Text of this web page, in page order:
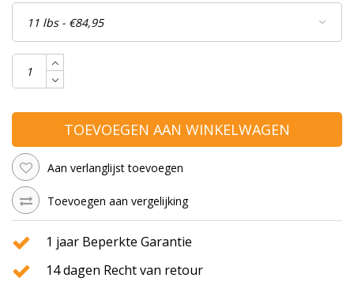
TOEVOEGEN AAN WINKELWAGEN
Aan verlanglijst toevoegen
Toevoegen aan vergelijking
1 jaar Beperkte Garantie
14 dagen Recht van retour